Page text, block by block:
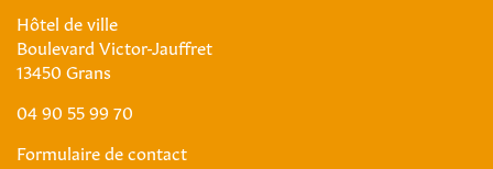
Hôtel de ville
Boulevard Victor-Jauffret
13450 Grans
04 90 55 99 70
Formulaire de contact